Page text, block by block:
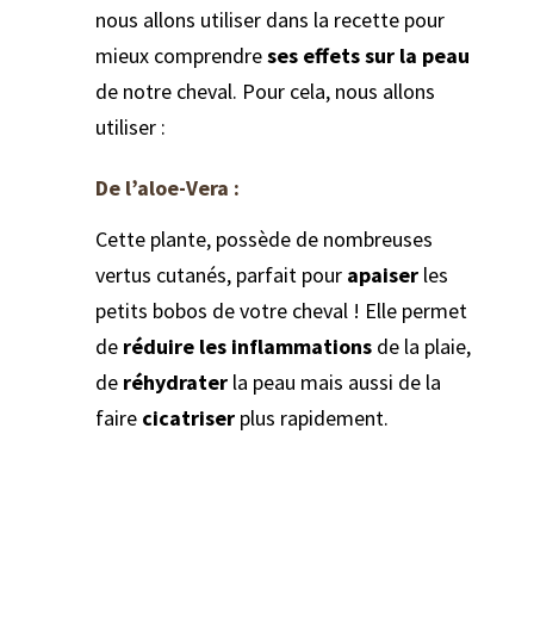
nous allons utiliser dans la recette pour
mieux comprendreses effets sur la peau
de notre cheval. Pour cela, nous allons
utiliser :
De l’aloe-Vera :
Cette plante, possède de nombreuses
vertus cutanés, parfait pour apaiser les
petits bobos de votre cheval ! Elle permet
de réduire les inflammations de la plaie,
de réhydrater la peau mais aussi de la
faire cicatriser plus rapidement.